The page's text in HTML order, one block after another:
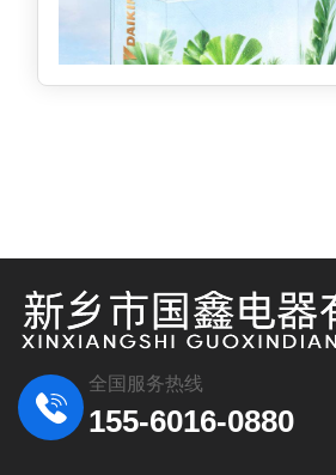
全国服务热线
155-6016-0880